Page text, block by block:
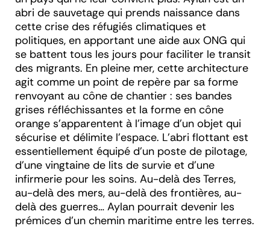
abri de sauvetage qui prends naissance dans
cette crise des réfugiés climatiques et
politiques, en apportant une aide aux ONG qui
se battent tous les jours pour faciliter le transit
des migrants. En pleine mer, cette architecture
agit comme un point de repère par sa forme
renvoyant au cône de chantier : ses bandes
grises réfléchissantes et la forme en cône
orange s’apparentent à l’image d’un objet qui
sécurise et délimite l’espace. L’abri flottant est
essentiellement équipé d’un poste de pilotage,
d’une vingtaine de lits de survie et d'une
infirmerie pour les soins. Au-delà des Terres,
au-delà des mers, au-delà des frontières, au-
delà des guerres… Aylan pourrait devenir les
prémices d’un chemin maritime entre les terres.